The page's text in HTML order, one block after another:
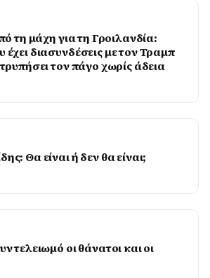
τη μάχη για τη Γροιλανδία:
διασυνδέσεις με τον Τραμπ
τον πάγο χωρίς άδεια
Θα είναι ή δεν θα είναι;
τελειωμό οι θάνατοι και οι